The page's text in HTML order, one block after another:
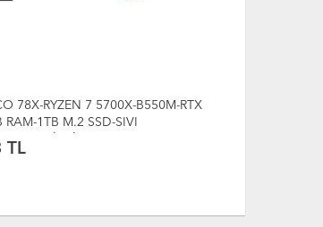
77X-RYZEN 7 5700X-B550M-RTX
1TB M.2 SSD-SIVI
BİLGİSAYARI
TL